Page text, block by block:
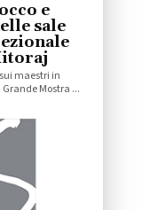
e
sale
maestri in
Mostra ...